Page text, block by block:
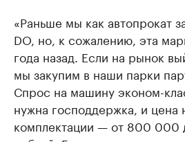
«Раньше мы как автопрокат
DO, но, к сожалению, эта
года назад. Если на рынок
мы закупим в наши парки
Спрос на машину эконом-
нужна господдержка, и цена
комплектации — от 800 000